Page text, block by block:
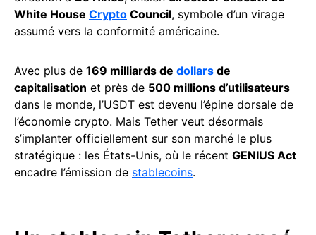
White House Crypto Council, symbole d’un virage
assumé vers la conformité américaine.
Avec plus de 169 milliards de dollars de
capitalisation et près de 500 millions d’utilisateurs
dans le monde, l’USDT est devenu l’épine dorsale de
l’économie crypto. Mais Tether veut désormais
s’implanter officiellement sur son marché le plus
stratégique : les États-Unis, où le récent GENIUS Act
encadre l’émission de stablecoins.